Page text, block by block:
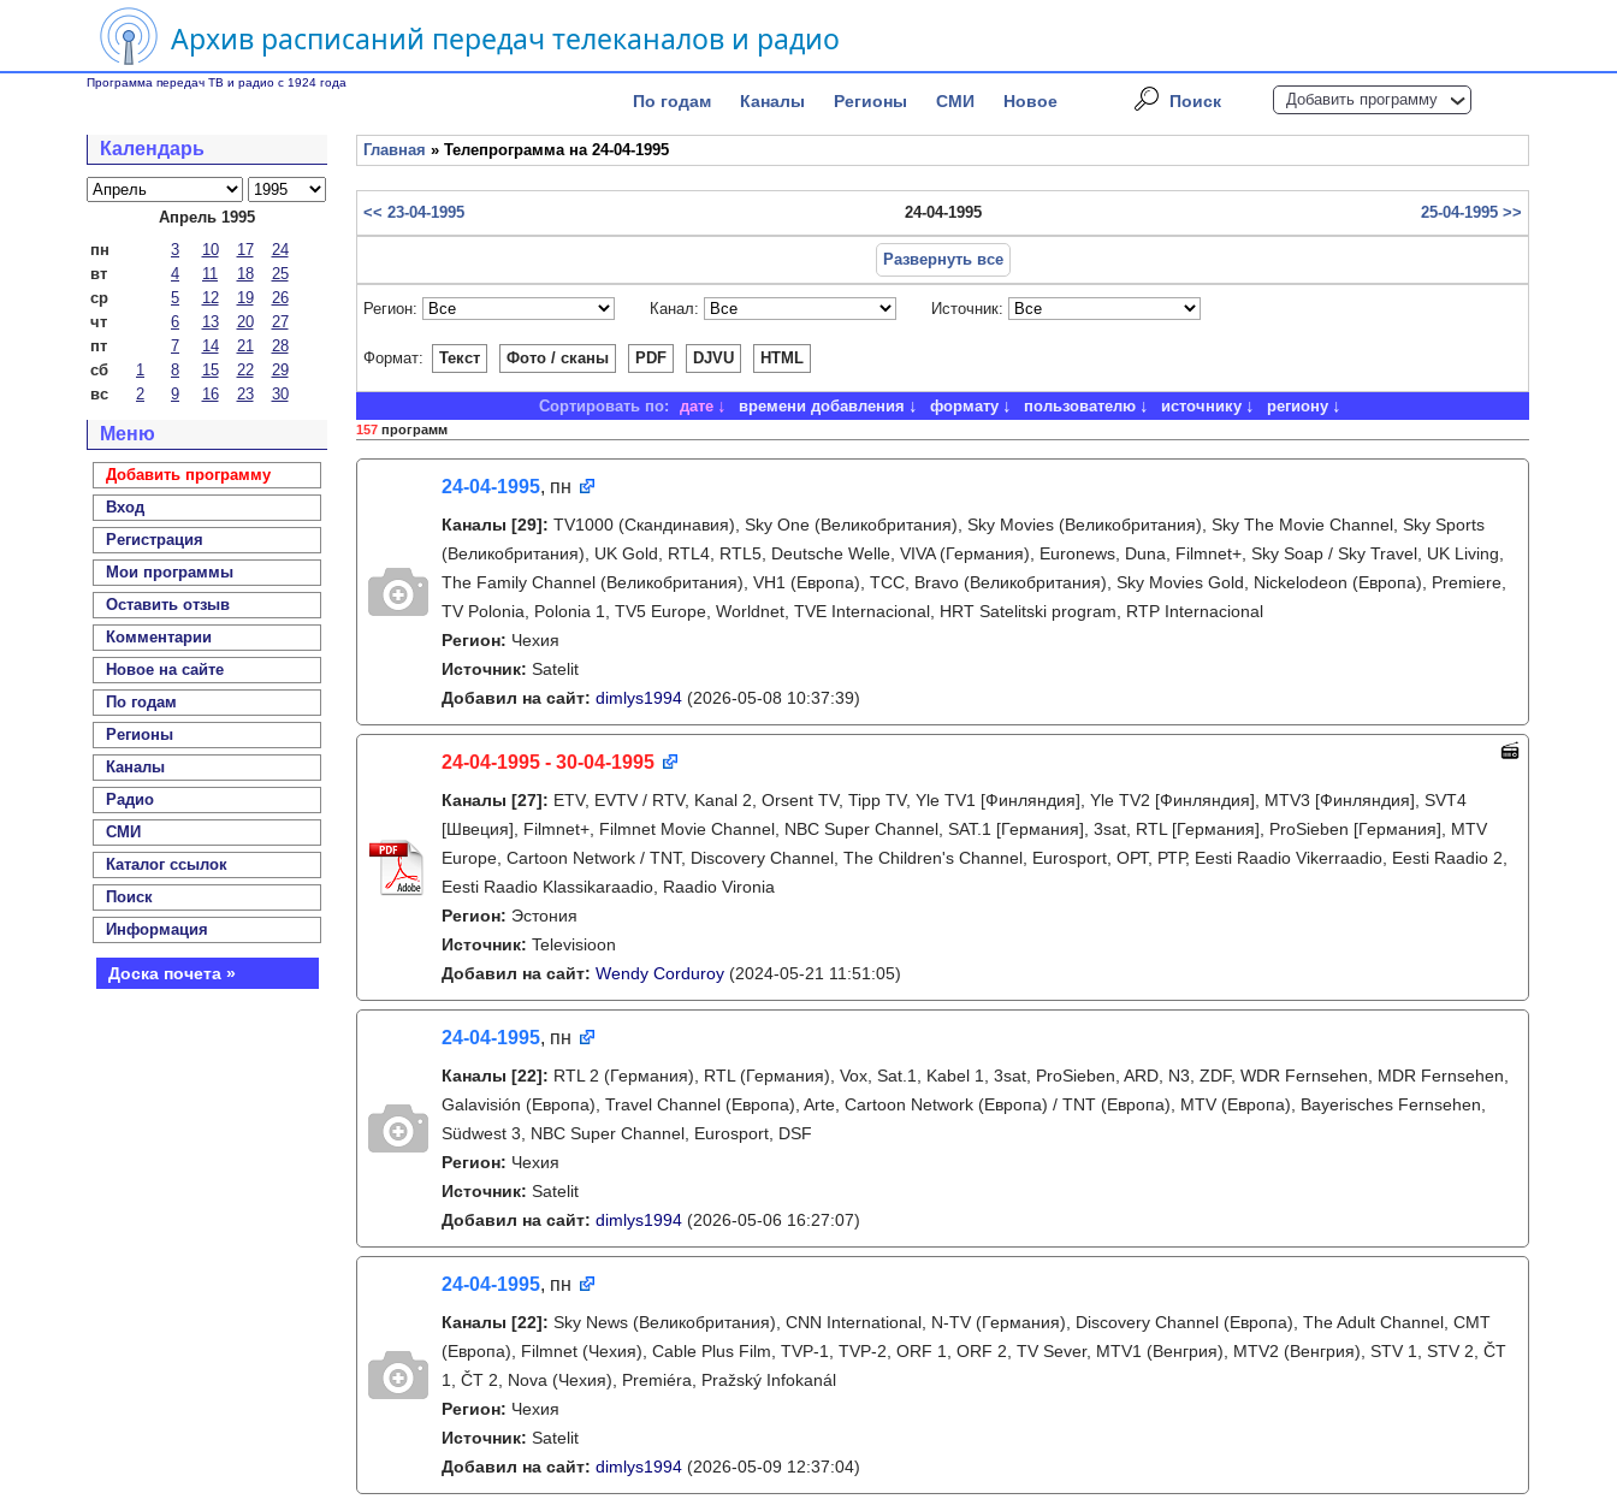
Архив расписаний передач телеканалов и радио
Программа передач ТВ и радио с 1924 года
По годам Каналы Регионы СМИ Новое Поиск Добавить программу
Календарь
Апрель 1995
пн
3 10 17
24
вт
4 11 18
25
ср
5 12 19
26
чт
6 13 20
27
пт
7 14 21
28
сб
1 8 15 22
29
вс
2 9 16 23 30
Меню
Добавить программу
Вход
Регистрация
Мои программы
Оставить отзыв
Комментарии
Новое на сайте
По годам
Регионы
Каналы
Радио
СМИ
Каталог ссылок
Поиск
Информация
Доска почета »
Главная » Телепрограмма на 24-04-1995
<< 23-04-1995 24-04-1995 25-04-1995 >>
Развернуть все
Регион: Канал: Источник:
Формат: Текст Фото / сканы PDF DJVU HTML
Сортировать по: дате времени добавления формату пользователю источнику региону
157 программ
24-04-1995, пн
Каналы [29]: TV1000 (Скандинавия), Sky One (Великобритания), Sky Movies (Великобритания), Sky The Movie Channel, Sky Sports
(Великобритания), UK Gold, RTL4, RTL5, Deutsche Welle, VIVA (Германия), Euronews, Duna, Filmnet+, Sky Soap / Sky Travel, UK Living,
The Family Channel (Великобритания), VH1 (Европа), TCC, Bravo (Великобритания), Sky Movies Gold, Nickelodeon (Европа), Premiere,
TV Polonia, Polonia 1, TV5 Europe, Worldnet, TVE Internacional, HRT Satelitski program, RTP Internacional
Регион: Чехия
Источник: Satelit
Добавил на сайт: dimlys1994 (2026-05-08 10:37:39)
24-04-1995 - 30-04-1995
Каналы [27]: ETV, EVTV / RTV, Kanal 2, Orsent TV, Tipp TV, Yle TV1 [Финляндия], Yle TV2 [Финляндия], MTV3 [Финляндия], SVT4
[Швеция], Filmnet+, Filmnet Movie Channel, NBC Super Channel, SAT.1 [Германия], 3sat, RTL [Германия], ProSieben [Германия], MTV
Europe, Cartoon Network / TNT, Discovery Channel, The Children's Channel, Eurosport, ОРТ, РТР, Eesti Raadio Vikerraadio, Eesti Raadio 2,
Eesti Raadio Klassikaraadio, Raadio Vironia
Регион: Эстония
Источник: Televisioon
Добавил на сайт: Wendy Corduroy (2024-05-21 11:51:05)
24-04-1995, пн
Каналы [22]: RTL 2 (Германия), RTL (Германия), Vox, Sat.1, Kabel 1, 3sat, ProSieben, ARD, N3, ZDF, WDR Fernsehen, MDR Fernsehen,
Galavisión (Европа), Travel Channel (Европа), Arte, Cartoon Network (Европа) / TNT (Европа), MTV (Европа), Bayerisches Fernsehen,
Südwest 3, NBC Super Channel, Eurosport, DSF
Регион: Чехия
Источник: Satelit
Добавил на сайт: dimlys1994 (2026-05-06 16:27:07)
24-04-1995, пн
Каналы [22]: Sky News (Великобритания), CNN International, N-TV (Германия), Discovery Channel (Европа), The Adult Channel, CMT
(Европа), Filmnet (Чехия), Cable Plus Film, TVP-1, TVP-2, ORF 1, ORF 2, TV Sever, MTV1 (Венгрия), MTV2 (Венгрия), STV 1, STV 2, ČT
1, ČT 2, Nova (Чехия), Premiéra, Pražský Infokanál
Регион: Чехия
Источник: Satelit
Добавил на сайт: dimlys1994 (2026-05-09 12:37:04)